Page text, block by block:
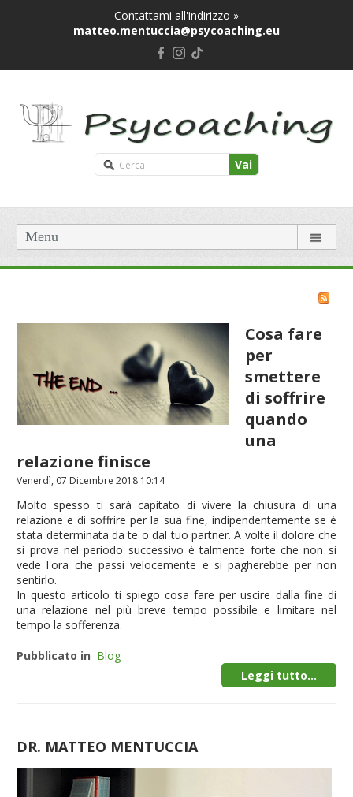
Contattami all'indirizzo »
matteo.mentuccia@psycoaching.eu
Vai
Menu
Cosa fare
per
smettere
di soffrire
quando
una
relazione finisce
Venerdì, 07 Dicembre 2018 10:14
Molto spesso ti sarà capitato di vivere la chiusura di una
relazione e di soffrire per la sua fine, indipendentemente se è
stata determinata da te o dal tuo partner. A volte il dolore che
si prova nel periodo successivo è talmente forte che non si
vede l'ora che passi velocemente e si pagherebbe per non
sentirlo.
In questo articolo ti spiego cosa fare per uscire dalla fine di
una relazione nel più breve tempo possibile e limitare nel
tempo la sofferenza.
Pubblicato in Blog
Leggi tutto...
DR. MATTEO MENTUCCIA